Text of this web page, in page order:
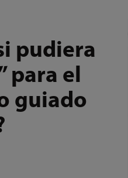
pudiera
para el
guiado